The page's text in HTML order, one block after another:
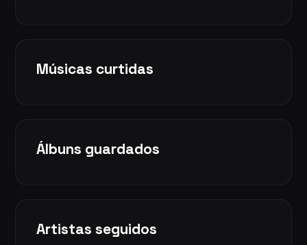
Músicas curtidas
Álbuns guardados
Artistas seguidos